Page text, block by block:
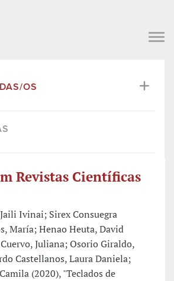
OS
Revistas Científicas
Ivinai; Sirex Consuegra
María; Henao Heuta, David
Juliana; Osorio Giraldo,
Castellanos, Laura Daniela;
(2020), "Teclados de